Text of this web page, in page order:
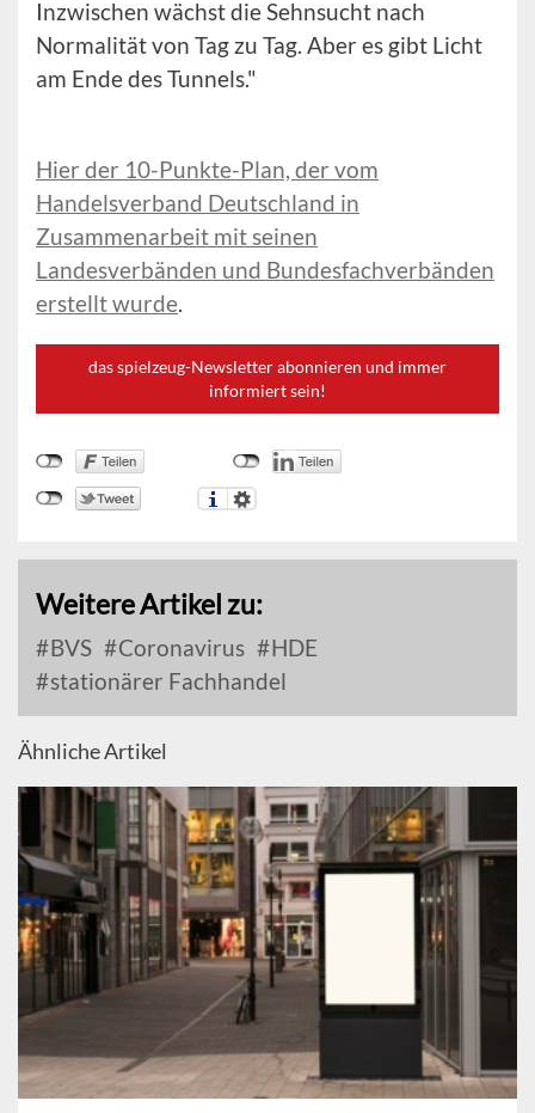
Inzwischen wächst die Sehnsucht nach
Normalität von Tag zu Tag. Aber es gibt Licht
am Ende des Tunnels."
Hier der 10-Punkte-Plan, der vom
Handelsverband Deutschland in
Zusammenarbeit mit seinen
Landesverbänden und Bundesfachverbänden
erstellt wurde.
das spielzeug-Newsletter abonnieren und immer
informiert sein!
Weitere Artikel zu:
BVS Coronavirus
HDE
stationärer Fachhandel
Ähnliche Artikel